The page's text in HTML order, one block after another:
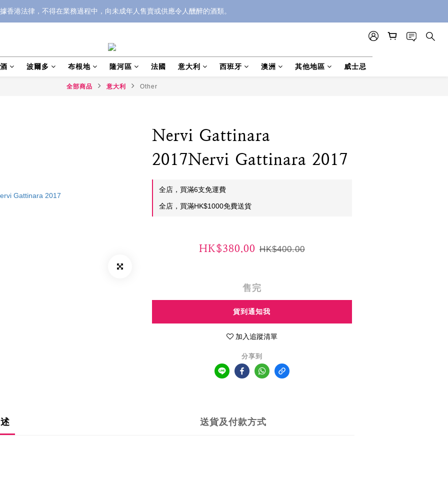
香港法律，不得在業務過程中，向未成年人售賣或供應令人醺醉的酒類。
波爾多 布根地 隆河區 法國 意大利 西班牙 澳洲 其他地區 威士忌
全部商品 意大利 Other
Nervi Gattinara
2017Nervi Gattinara 2017
全店，買滿6支免運費
全店，買滿HK$1000免費送貨
HK$380.00 HK$400.00
售完
貨到通知我
加入追蹤清單
分享到
送貨及付款方式